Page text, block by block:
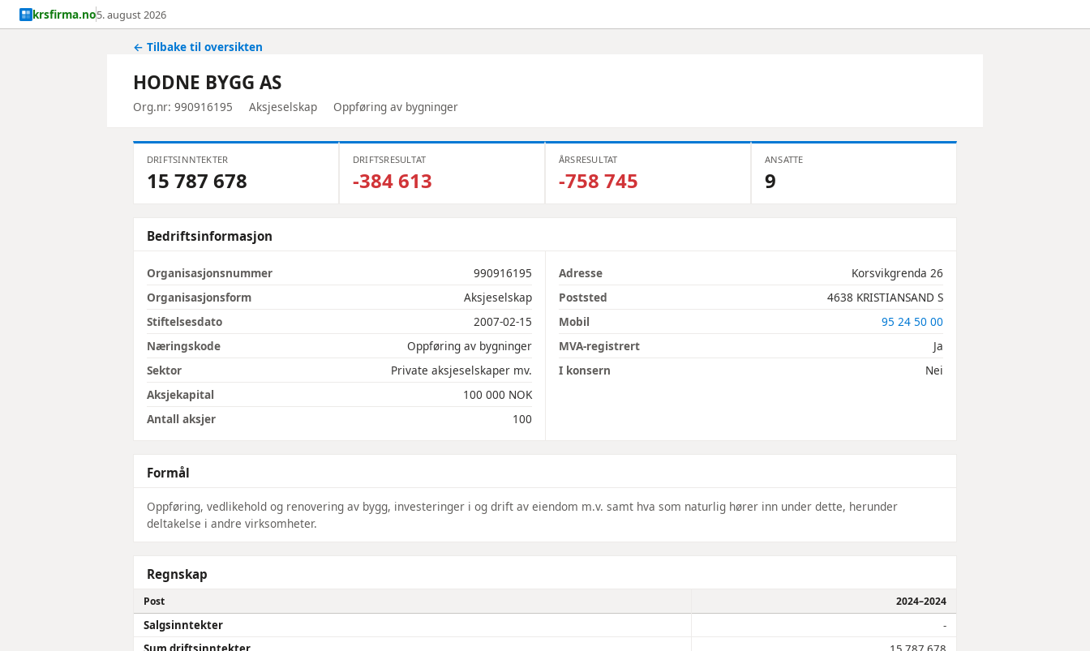
krsfirma.no5. august 2026
← Tilbake til oversikten
HODNE BYGG AS
Org.nr: 990916195 Aksjeselskap Oppføring av bygninger
DRIFTSINNTEKTER
15 787 678
DRIFTSRESULTAT
-384 613
ÅRSRESULTAT
-758 745
ANSATTE
9
Bedriftsinformasjon
Organisasjonsnummer
990916195
Organisasjonsform
Aksjeselskap
Stiftelsesdato
2007-02-15
Næringskode
Oppføring av bygninger
Sektor
Private aksjeselskaper mv.
Aksjekapital
100 000 NOK
Antall aksjer
100
Adresse
Korsvikgrenda 26
Poststed
4638 KRISTIANSAND S
Mobil
95 24 50 00
MVA-registrert
Ja
I konsern
Nei
Formål
Oppføring, vedlikehold og renovering av bygg, investeringer i og drift av eiendom m.v. samt hva som naturlig hører inn under dette, herunder
deltakelse i andre virksomheter.
Regnskap
Post 2024–2024
Salgsinntekter
-